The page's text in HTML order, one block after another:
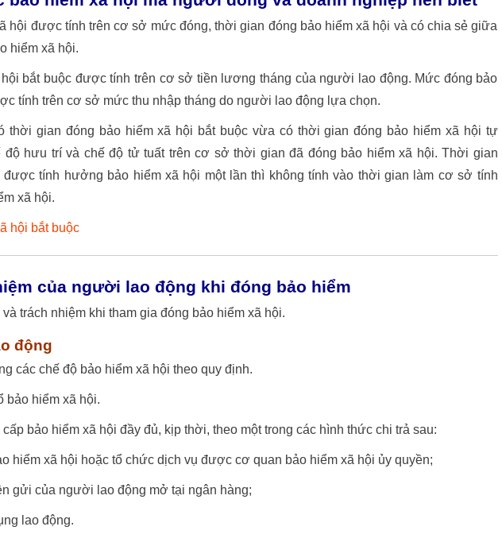
hội được tính trên cơ sở mức đóng, thời gian đóng bảo hiểm xã hội và có chia sẻ giữa
hiểm xã hội.
bắt buộc được tính trên cơ sở tiền lương tháng của người lao động. Mức đóng bảo
tính trên cơ sở mức thu nhập tháng do người lao động lựa chọn.
thời gian đóng bảo hiểm xã hội bắt buộc vừa có thời gian đóng bảo hiểm xã hội tự
hưu trí và chế độ tử tuất trên cơ sở thời gian đã đóng bảo hiểm xã hội. Thời gian
được tính hưởng bảo hiểm xã hội một lần thì không tính vào thời gian làm cơ sở tính
xã hội.
hội bắt buộc
của người lao động khi đóng bảo hiểm
trách nhiệm khi tham gia đóng bảo hiểm xã hội.
động
các chế độ bảo hiểm xã hội theo quy định.
bảo hiểm xã hội.
bảo hiểm xã hội đầy đủ, kịp thời, theo một trong các hình thức chi trả sau:
hiểm xã hội hoặc tổ chức dịch vụ được cơ quan bảo hiểm xã hội ủy quyền;
gửi của người lao động mở tại ngân hàng;
lao động.